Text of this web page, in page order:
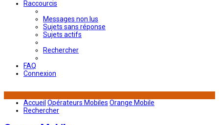
Raccourcis
Messages non lus
Sujets sans réponse
Sujets actifs
Rechercher
FAQ
Connexion
Accueil Opérateurs Mobiles Orange Mobile
Rechercher